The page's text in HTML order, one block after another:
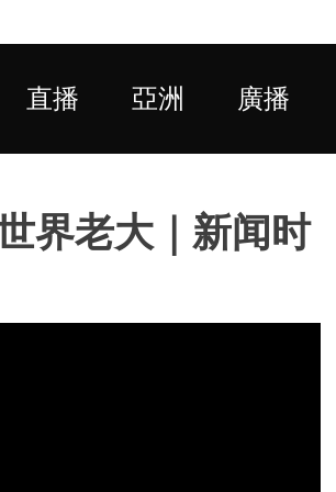
直播 亞洲 廣播
界老大｜新闻时